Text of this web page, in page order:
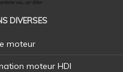
DIVERSES
moteur
moteur HDI